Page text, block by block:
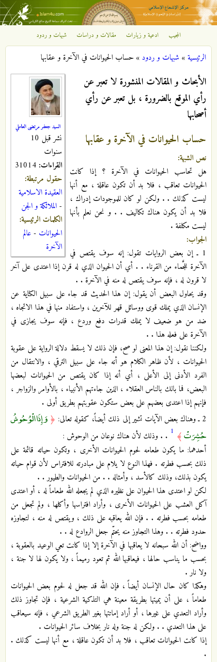
تجاوز إلى المحتوى الرئيسي
مركز
الإشعاع
الإسلامي
المجيب ادعية و زيارات مقالات و دراسات شبهات و ردود
أنت هنا
الرئيسية» شبهات و ردود »حساب الحيوانات في الآخرة و عقابها
السيد جعفر مرتضى العاملي
نشر قبل 10
سنوات
القراءات:
حقول مرتبطة:
العقيدة الاسلامية
- الملائكة و الجن
الكلمات الرئيسية:
الحيوانات - عالم
الآخرة
الأبحاث و المقالات المنشورة لا تعبر عن
رأي الموقع بالضرورة ، بل تعبر عن رأي
أصحابها
حساب الحيوانات في الآخرة و عقابها
نص الشبهة:
هل تحاسب الحيوانات في الآخرة ؟ إذا كانت
الحيوانات تعاقب ، فلا بد أن تكون عاقلة ، مع أنها
ليست كذلك . . ولكن لو كان للموجودات إدراك ،
فلا بد أن يكون هناك تكاليف . . و نحن نعلم بأنها
ليست مكلفة .
الجواب:
1 ـ إن بعض الروايات تقول: إنه سوف يقتص في
الآخرة للجَّماء من القرناء . . أي أن الحيوان الذي له قرن إذا اعتدى على آخر
لا قرون له ، فإنه سوف يقتص له منه في الآخرة . .
وقد يحاول البعض أن يقول: إن هذا الحديث قد جاء على سبيل الكناية عن
الإنسان الذي يملك قوى ووسائل قهر للآخرين ، واستفاد منها في هذا الاتجاه ،
ضد من هو ضعيف لا يملك قدرات دفع وردع ، فإنه سوف يجازى في
الآخرة على فعله هذا . .
ولكننا نقول: إن هذا المعنى لو صح، فإن ذلك لا يسقط دلالة الرواية على عقوبة
الحيوانات ، لأن ظاهر الكلام هو أنه جاء على سبيل الترقي ، والانتقال من
الفرد الأدنى إلى الأعلى ، أي أنه إذا كان يقتص من الحيوانات لبعضها
البعض، فما بالك بالناس العقلاء ، الذين جاءتهم الأنبياء ، بالأوامر والزواجر ،
فإنهم إذا اعتدى بعضهم على بعض ستكون عقوبتهم بطريق أولى .
2 ـ وهناك بعض الآيات تشير إلى ذلك أيضاً، كقوله تعالى:
﴿ وَإِذَا الْوُحُوشُ
حُشِرَتْ ﴾ 1 . . وذلك لأن هناك نوعان من الوحوش :
أحدهما: ما يكون طعامه لحوم الحيوانات الأخرى ، وتكون حياته قائمة على
ذلك بحسب فطرته . فهذا النوع لا يلام على مبادرته للافتراس لأن قوام حياته
يكون بذلك، وذلك كالأسد ، وأمثاله . . من الحيوانات والطيور . .
لكن لو اعتدى هذا الحيوان على نظيره الذي لم يجعله الله طعاماً له ، أو اعتدى
آكل العشب على الحيوانات الأخرى ، وأراد افتراسها وأكلها ، ولم تجعل من
طعامه بحسب فطرته . . فإن الله يعاقبه على ذلك ، ويقتص له منه ، لتجاوزه
حدود فطرته . . وهذا التجاوز منه يحتّم جعل الروادع له . .
وواضح: أن الله سبحانه لا يعاقبها في الآخرة إلا إذا كانت تعي الوعيد بالعقوبة ،
بحسب ما يناسب حالها ، فيعاقبها الله ثم تعود رميماً ، ولا يكون لها لا جنة ،
ولا نار .
وهكذا كان حال الإنسان أيضاً ، فإن الله قد جعل له لحوم بعض الحيوانات
طعاماً ، على أن يميتها بطريقة معينة هي التذكية الشرعية ، فإن تجاوز ذلك
وأراد التعدي على غيرها ، أو أراد إماتتها بغير الطريق الشرعي ، فإنه سيعاقب
على هذا التعدي . . ولكن له جنة وله نار بخلاف سائر الحيوانات .
إذا كانت الحيوانات تعاقب ، فلا بد أن تكون عاقلة ، مع أنها ليست كذلك .
.